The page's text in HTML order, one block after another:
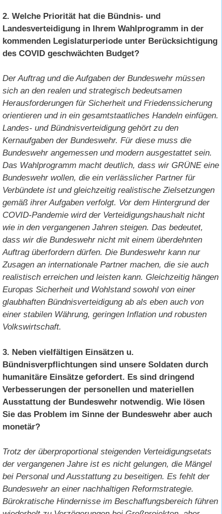
2. Welche Priorität hat die Bündnis- und
Landesverteidigung in Ihrem Wahlprogramm in der
kommenden Legislaturperiode unter Berücksichtigung
des COVID geschwächten Budget?
Der Auftrag und die Aufgaben der Bundeswehr müssen
sich an den realen und strategisch bedeutsamen
Herausforderungen für Sicherheit und Friedenssicherung
orientieren und in ein gesamtstaatliches Handeln einfügen.
Landes- und Bündnisverteidigung gehört zu den
Kernaufgaben der Bundeswehr. Für diese muss die
Bundeswehr angemessen und modern ausgestattet sein.
Das Wahlprogramm macht deutlich, dass wir GRÜNE eine
Bundeswehr wollen, die ein verlässlicher Partner für
Verbündete ist und gleichzeitig realistische Zielsetzungen
gemäß ihrer Aufgaben verfolgt. Vor dem Hintergrund der
COVID-Pandemie wird der Verteidigungshaushalt nicht
wie in den vergangenen Jahren steigen. Das bedeutet,
dass wir die Bundeswehr nicht mit einem überdehnten
Auftrag überfordern dürfen. Die Bundeswehr kann nur
Zusagen an internationale Partner machen, die sie auch
realistisch erreichen und leisten kann. Gleichzeitig hängen
Europas Sicherheit und Wohlstand sowohl von einer
glaubhaften Bündnisverteidigung ab als eben auch von
einer stabilen Währung, geringen Inflation und robusten
Volkswirtschaft.
3. Neben vielfältigen Einsätzen u.
Bündnisverpflichtungen sind unsere Soldaten durch
humanitäre Einsätze gefordert. Es sind dringend
Verbesserungen der personellen und materiellen
Ausstattung der Bundeswehr notwendig. Wie lösen
Sie das Problem im Sinne der Bundeswehr aber auch
monetär?
Trotz der überproportional steigenden Verteidigungsetats
der vergangenen Jahre ist es nicht gelungen, die Mängel
bei Personal und Ausstattung zu beseitigen. Es fehlt der
Bundeswehr an einer nachhaltigen Reformstrategie.
Bürokratische Hindernisse im Beschaffungsbereich führen